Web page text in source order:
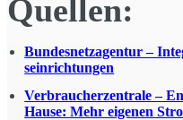
Quellen:
Bundesnetzagentur –
sein­rich­tun­gen
Verbraucherzentrale –
Hause: Mehr eigenen